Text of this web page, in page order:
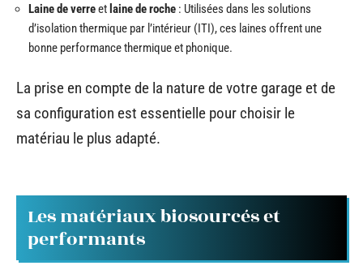
Laine de verreet laine de roche : Utilisées dans les solutions
d’isolation thermique par l’intérieur (ITI), ces laines offrent une
bonne performance thermique et phonique.
La prise en compte de la nature de votre garage et de
sa configuration est essentielle pour choisir le
matériau le plus adapté.
Les matériaux biosourcés et
performants